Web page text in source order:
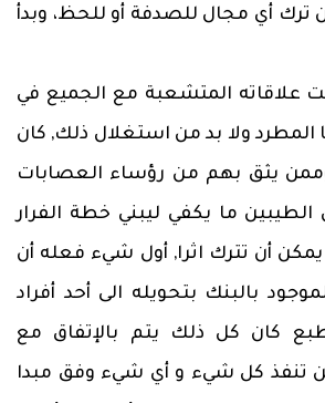
ترك أي مجال للصدفة أو للحظ، وبدأ
علاقاته المتشعبة مع الجميع في
ولا بد من استغلال ذلك, كان
يثق بهم من رؤساء العصابات
ما يكفي ليبني خطة الفرار
أن تترك اثرا, أول شيء فعله أن
بالبنك بتحويله الى أحد أفراد
كان كل ذلك يتم بالإتفاق مع
تنفذ كل شيء و أي شيء وفق مبدا